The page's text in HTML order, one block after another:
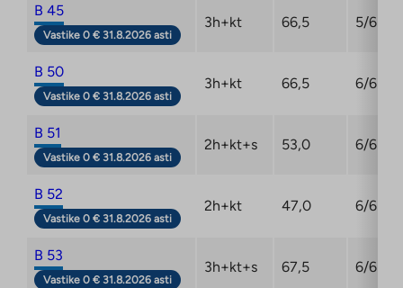
B 45
Vastike 0 € 31.8.2026 asti
3h+kt 66,5 5/6
B 50
Vastike 0 € 31.8.2026 asti
3h+kt 66,5 6/6
B 51
Vastike 0 € 31.8.2026 asti
2h+kt+s 53,0 6/6
B 52
Vastike 0 € 31.8.2026 asti
2h+kt 47,0 6/6
B 53
Vastike 0 € 31.8.2026 asti
3h+kt+s 67,5 6/6